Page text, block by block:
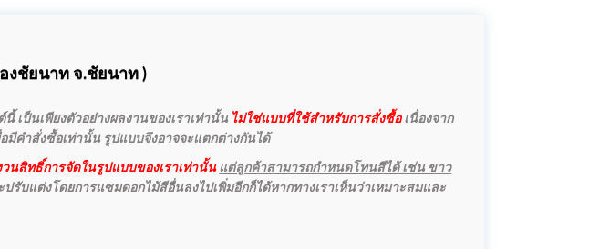
งชัยนาท จ.ชัยนาท )
เป็นเพียงตัวอย่างผลงานของเราเท่านั้น ไม่ใช่แบบที่ใช้สำหรับการสั่งซื้อเนื่องจาก
มีคำสั่งซื้อเท่านั้น รูปแบบจึงอาจจะแตกต่างกันได้
วนสิทธิ์การจัดในรูปแบบของเราเท่านั้น แต่ลูกค้าสามารถกำหนดโทนสีได้ เช่น ขาว
บแต่งโดยการแซมดอกไม้สีอื่นลงไปเพิ่มอีกก็ได้หากทางเราเห็นว่าเหมาะสมและ